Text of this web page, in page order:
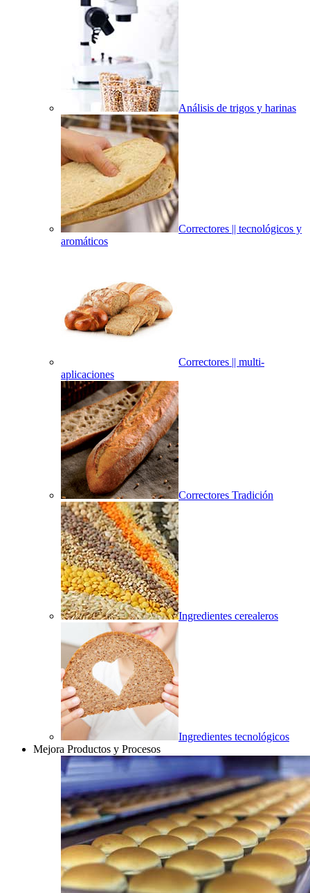
Análisis de trigos y harinas
Correctores || tecnológicos y
aromáticos
Correctores || multi-
aplicaciones
Correctores Tradición
Ingredientes cerealeros
Ingredientes tecnológicos
Mejora Productos y Procesos